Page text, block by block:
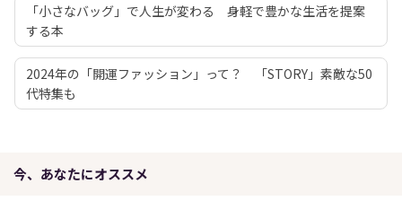
「小さなバッグ」で人生が変わる 身軽で豊かな生活を提案
する本
2024年の「開運ファッション」って？ 「STORY」素敵な50
代特集も
今、あなたにオススメ